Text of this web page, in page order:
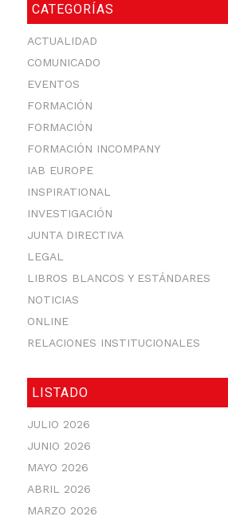
CATEGORÍAS
ACTUALIDAD
COMUNICADO
EVENTOS
FORMACIÓN
FORMACIÓN
FORMACIÓN INCOMPANY
IAB EUROPE
INSPIRATIONAL
INVESTIGACIÓN
JUNTA DIRECTIVA
LEGAL
LIBROS BLANCOS Y ESTÁNDARES
NOTICIAS
ONLINE
RELACIONES INSTITUCIONALES
LISTADO
JULIO 2026
JUNIO 2026
MAYO 2026
ABRIL 2026
MARZO 2026